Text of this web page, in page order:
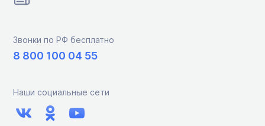
Звонки по РФ бесплатно
8 800 100 04 55
Наши социальные сети